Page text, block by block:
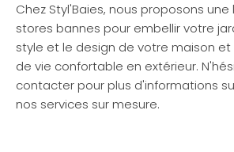
Chez Styl'Baies, nous proposons
stores bannes pour embellir votre
style et le design de votre maison
de vie confortable en extérieur.
contacter pour plus d'informations
nos services sur mesure.